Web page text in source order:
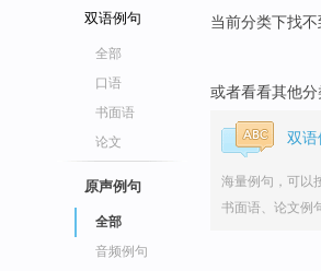
双语例句
全部
口语
书面语
论文
原声例句
全部
音频例句
当前分类下找不
或者看看其他分
双语
海量例句，可以
书面语、论文例